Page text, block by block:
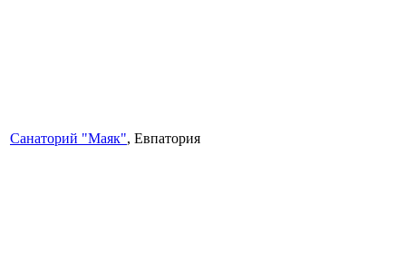
Санаторий "Маяк", Евпатория